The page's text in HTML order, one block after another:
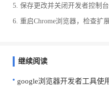
5. 保存更改并关闭开发者控制台
6. 重启Chrome浏览器，检查扩
继续阅读
google浏览器开发者工具使